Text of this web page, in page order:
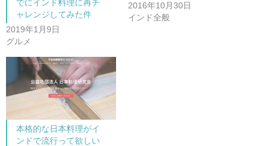
い
ウ
ン
ド
ウ
開
き
す
し
て
だ
さ
新
し
い
ウ
ィ
ン
ド
ウ
で
開
き
ま
でにインド料理に再チ
ャレンジしてみた件
2019年1月9日
グルメ
2016年10月30日
インド全般
本格的な日本料理がイ
ンドで流行って欲しい